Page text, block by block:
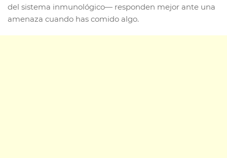
del sistema inmunológico— responden mejor ante una
amenaza cuando has comido algo.